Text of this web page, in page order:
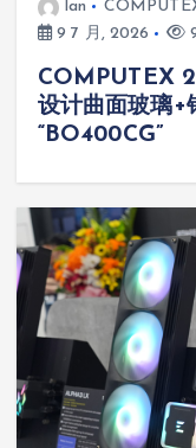
lan
9 7 月, 2026
COMPUTEX
设计曲面玻璃+
“BO400CG”